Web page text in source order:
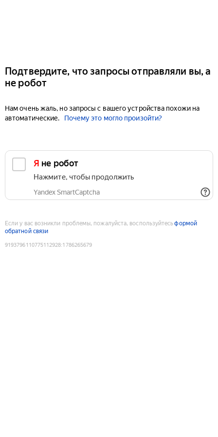
Подтвердите, что запросы отправляли вы, а
не робот
Нам очень жаль, но запросы с вашего устройства похожи на
автоматические.
Почему это могло произойти?
Я не робот
Нажмите, чтобы продолжить
Yandex SmartCaptcha
Если у вас возникли проблемы, пожалуйста, воспользуйтесьформой
обратной связи
9193796110775112928:1786265679